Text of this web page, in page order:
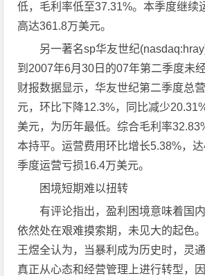
低，毛利率低至37.31%。本季度继续
高达361.8万美元。
另一著名sp华友世纪
到2007年6月30日的07年第二季度未
财报数据显示，华友世纪第二季度总
元，环比下降12.3%，同比减少
美元，为历年最低。综合毛利率
本持平。运营费用环比增长5.38%，
季度运营亏损16.4万美元。
困境短期难以扭转
有评论指出，盈利困境意味着国
依然处在艰难摸索期，未见大的起色
王煜全认为，当暴利成为历史时，灵
真正从心态和经营管理上进行转型，